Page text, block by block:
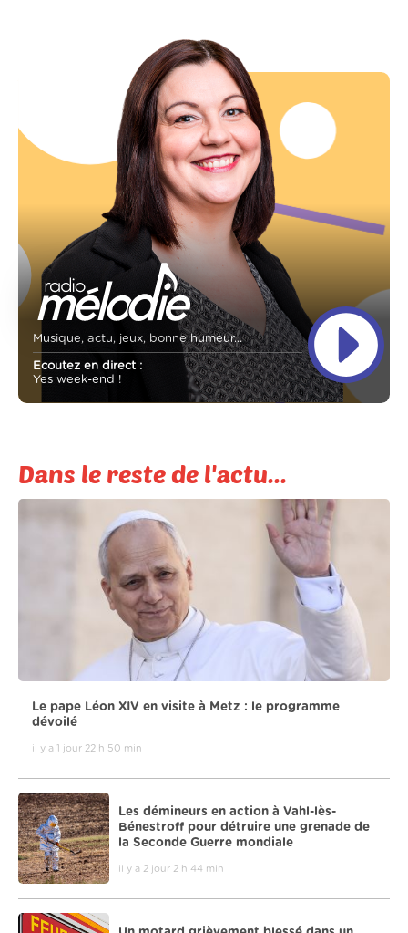
Musique, actu, jeux, bonne humeur...
Ecoutez en direct :
Yes week-end !
Dans le reste de l'actu...
Le pape Léon XIV en visite à Metz : le programme
dévoilé
il y a 1 jour 22 h 50 min
Les démineurs en action à Vahl-lès-
Bénestroff pour détruire une grenade de
la Seconde Guerre mondiale
il y a 2 jour 2 h 44 min